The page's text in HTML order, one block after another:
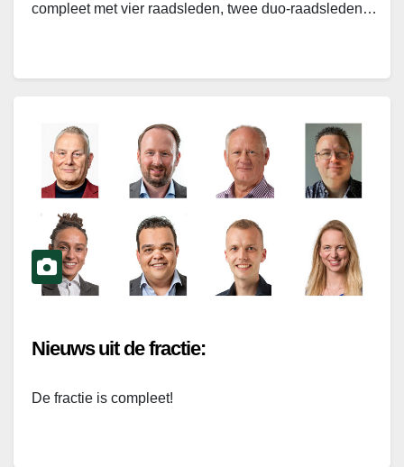
compleet met vier raadsleden, twee duo-raadsleden…
Nieuws uit de fractie:
De fractie is compleet!